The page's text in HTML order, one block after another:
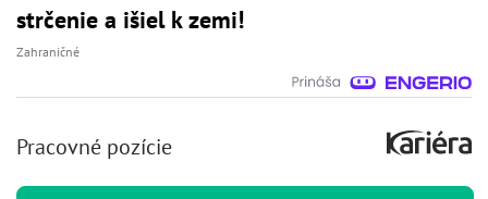
strčenie a išiel k zemi!
Zahraničné
Pracovné pozície